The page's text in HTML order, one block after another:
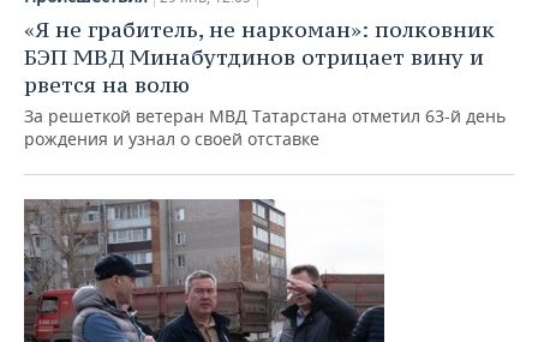
«Я не грабитель, не наркоман»: полковник
БЭП МВД Минабутдинов отрицает вину и
рвется на волю
За решеткой ветеран МВД Татарстана отметил 63-й день
рождения и узнал о своей отставке